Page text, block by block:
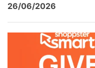
26/06/2026